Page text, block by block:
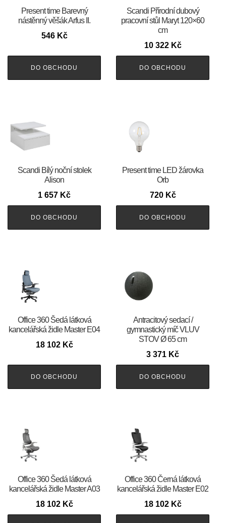
Present time Barevný
nástěnný věšák Arfus II.
546 Kč
DO OBCHODU
Scandi Přírodní dubový
pracovní stůl Maryt 120×60
cm
10 322 Kč
DO OBCHODU
Scandi Bílý noční stolek
Alison
1 657 Kč
DO OBCHODU
Present time LED žárovka
Orb
720 Kč
DO OBCHODU
Office 360 Šedá látková
kancelářská židle Master E04
18 102 Kč
DO OBCHODU
Antracitový sedací /
gymnastický míč VLUV
STOV Ø 65 cm
3 371 Kč
DO OBCHODU
Office 360 Šedá látková
kancelářská židle Master A03
18 102 Kč
Office 360 Černá látková
kancelářská židle Master E02
18 102 Kč